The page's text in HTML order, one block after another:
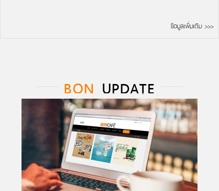
ข้อมูลเพิ่มเติม >>>
BON UPDATE